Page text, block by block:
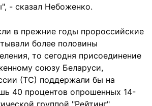
- сказал Небоженко.
в прежние годы пророссийские
более половины
то сегодня присоединение
союзу Беларуси,
(ТС) поддержали бы на
40 процентов опрошенных 14-
группой "Рейтинг"